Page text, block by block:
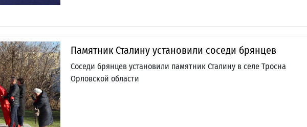
Памятник Сталину установили соседи брянцев
Соседи брянцев установили памятник Сталину в селе Тросна
Орловской области